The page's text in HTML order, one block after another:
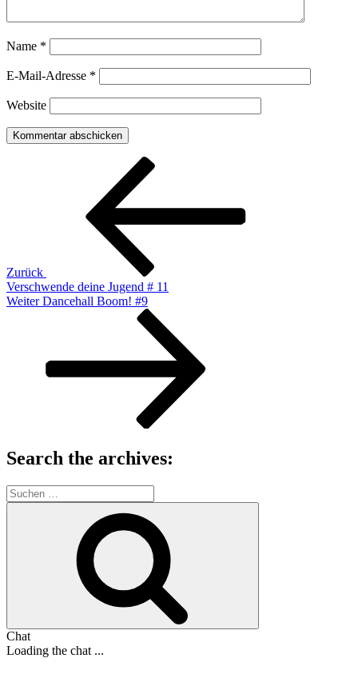
Name *
E-Mail-Adresse *
Website
Beitragsnavigation
Zurück
Verschwende deine Jugend # 11
Nächster
Weiter Dancehall Boom! #9
Search the archives:
Suche
nach:
Chat
Loading the chat ...